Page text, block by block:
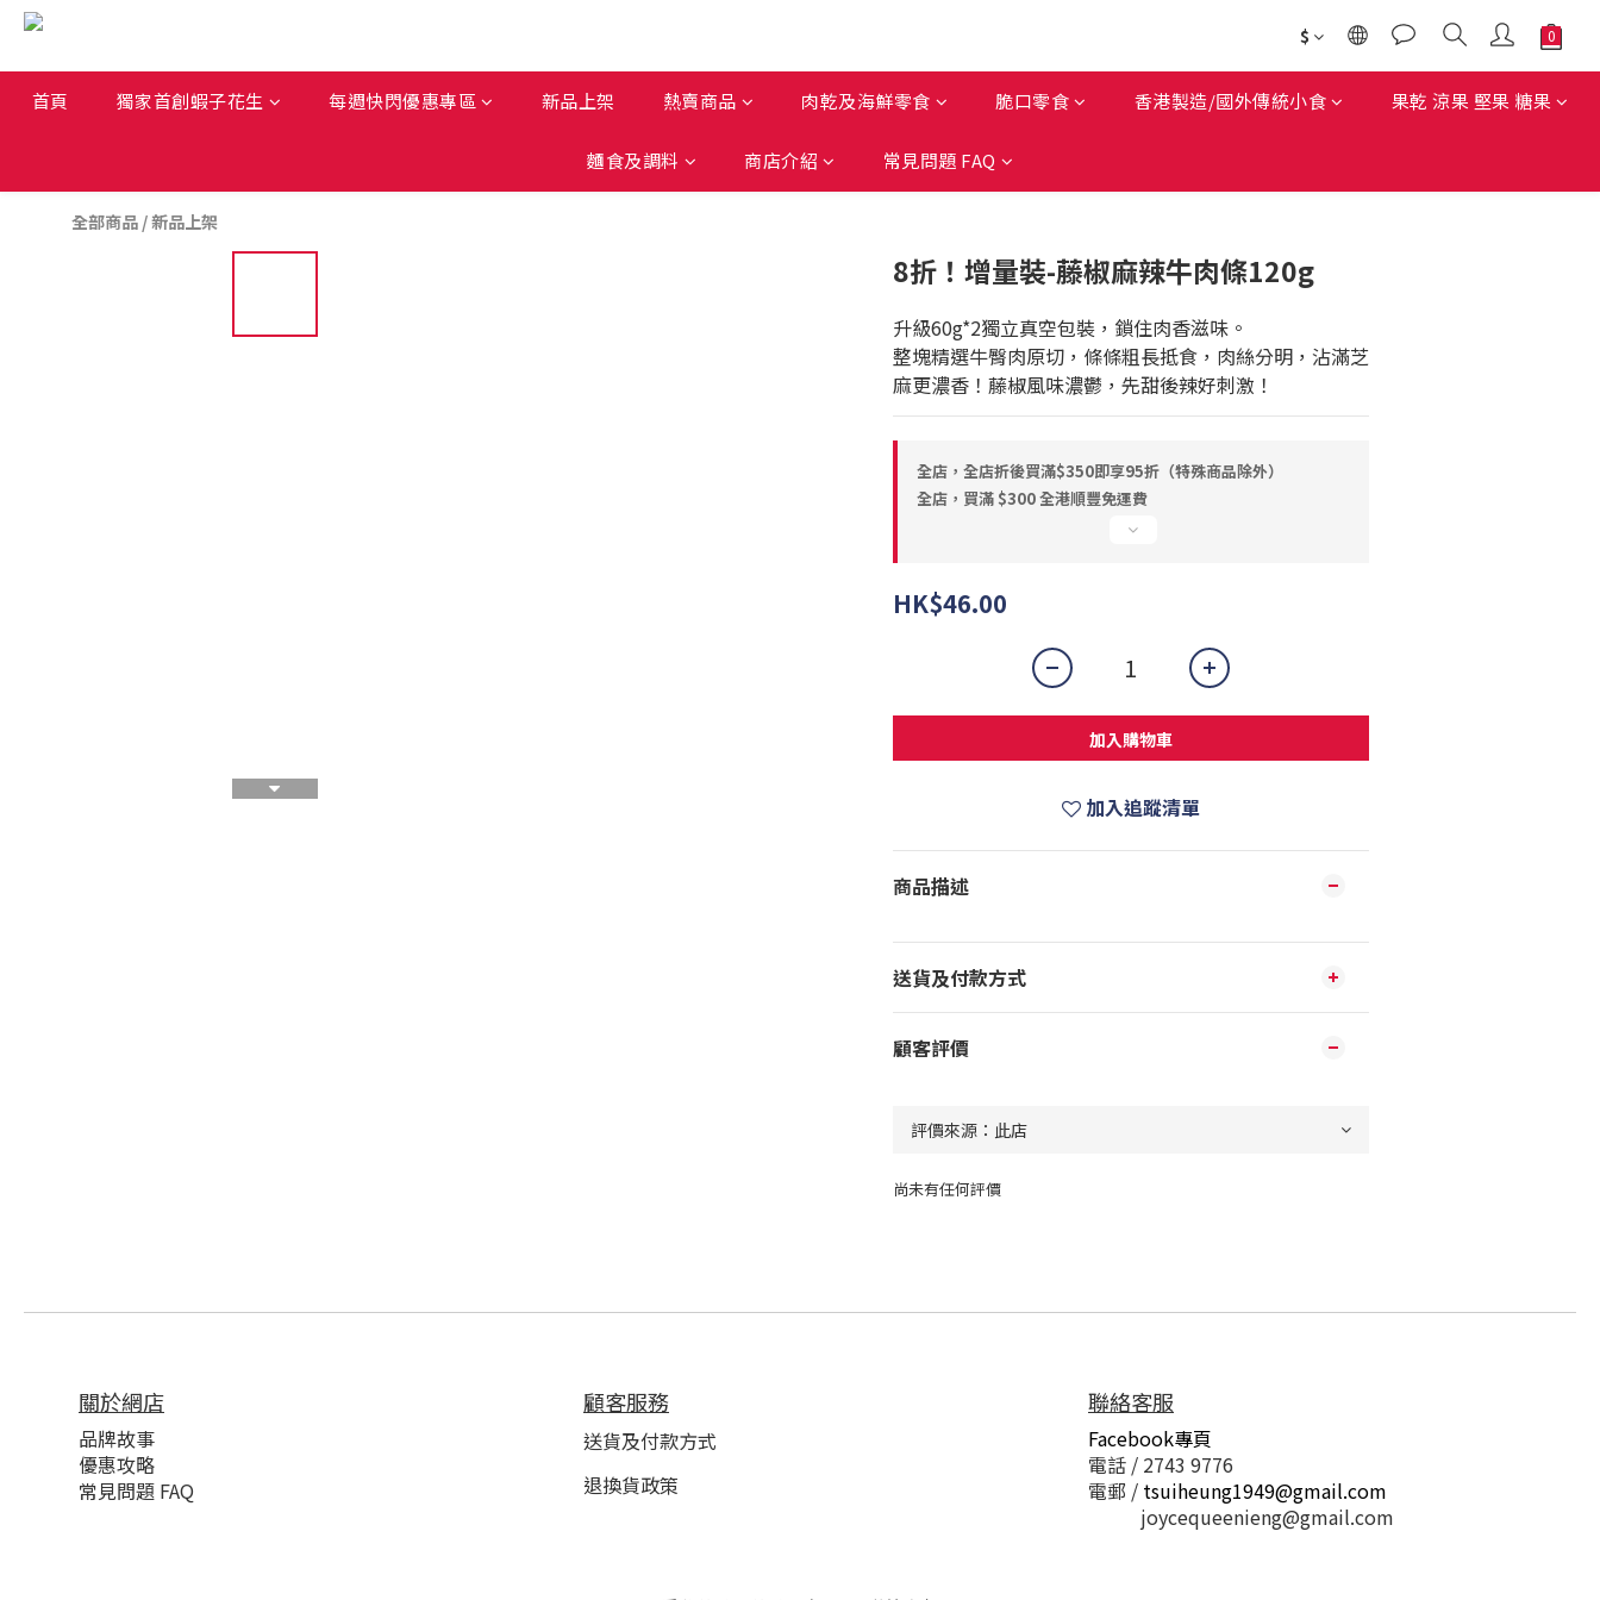
$
首頁 獨家首創蝦子花生 每週快閃優惠專區 新品上架 熱賣商品 肉乾及海鮮零食 脆口零食 香港製造/國外傳統小食 果乾 涼果 堅果 糖果
麵食及調料 商店介紹 常見問題 FAQ
全部商品 /新品上架
8折！增量裝-藤椒麻辣牛肉條120g
升級60g*2獨立真空包裝，鎖住肉香滋味。
整塊精選牛臀肉原切，條條粗長抵食，肉絲分明，沾滿芝
麻更濃香！藤椒風味濃鬱，先甜後辣好刺激！
全店，全店折後買滿$350即享95折（特殊商品除外）
全店，買滿 $300 全港順豐免運費
HK$46.00
加入購物車
加入追蹤清單
商品描述
送貨及付款方式
顧客評價
尚未有任何評價
關於網店
品牌故事
優惠攻略
常見問題 FAQ
顧客服務
送貨及付款方式
退換貨政策
聯絡客服
Facebook專頁
電話 / 2743 9776
電郵 / tsuiheung1949@gmail.com
joycequeenieng@gmail.com